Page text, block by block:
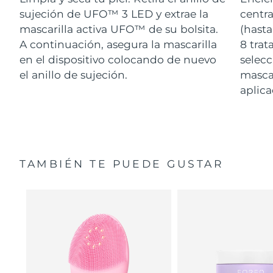
sujeción de UFO™ 3 LED y extrae la
mascarilla activa UFO™ de su bolsita.
A continuación, asegura la mascarilla
en el dispositivo colocando de nuevo
el anillo de sujeción.
8
TAMBIÉN TE PUEDE GUSTAR